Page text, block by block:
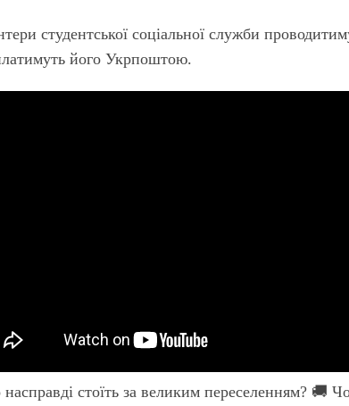
студентської соціальної служби
його Укрпоштою.
стоїть за великим переселенням? 🚚